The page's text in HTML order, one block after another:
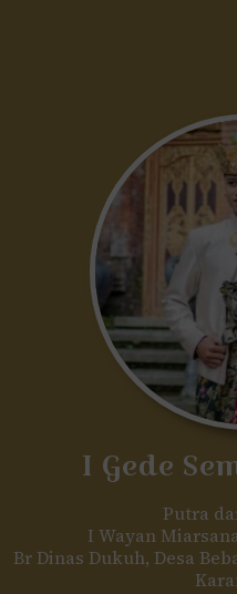
I Gede
Putra
I Wayan
Br Dinas Dukuh, Desa